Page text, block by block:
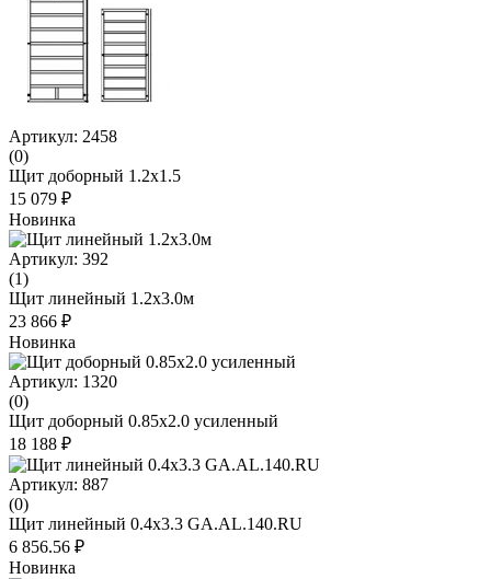
Артикул: 2458
(0)
Щит доборный 1.2x1.5
15 079 ₽
Новинка
Артикул: 392
(1)
Щит линейный 1.2х3.0м
23 866 ₽
Новинка
Артикул: 1320
(0)
Щит доборный 0.85х2.0 усиленный
18 188 ₽
Артикул: 887
(0)
Щит линейный 0.4х3.3 GA.AL.140.RU
6 856.56 ₽
Новинка